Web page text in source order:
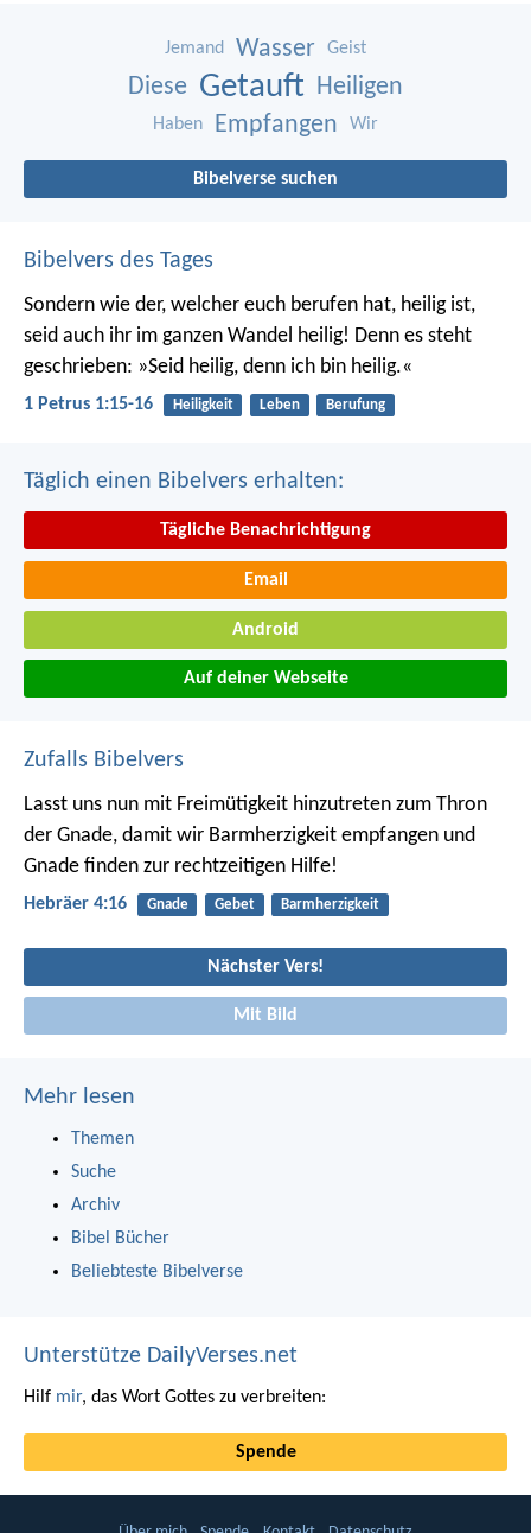
Jemand Wasser Geist
Diese Getauft Heiligen
Haben Empfangen Wir
Bibelverse suchen
Bibelvers des Tages
Sondern wie der, welcher euch berufen hat, heilig ist,
seid auch ihr im ganzen Wandel heilig! Denn es steht
geschrieben: »Seid heilig, denn ich bin heilig.«
1 Petrus 1:15-16 Heiligkeit Leben Berufung
Täglich einen Bibelvers erhalten:
Tägliche Benachrichtigung
Email
Android
Auf deiner Webseite
Zufalls Bibelvers
Lasst uns nun mit Freimütigkeit hinzutreten zum Thron
der Gnade, damit wir Barmherzigkeit empfangen und
Gnade finden zur rechtzeitigen Hilfe!
Hebräer 4:16 Gnade Gebet Barmherzigkeit
Nächster Vers!
Mit Bild
Mehr lesen
Themen
Suche
Archiv
Bibel Bücher
Beliebteste Bibelverse
Unterstütze DailyVerses.net
Hilf mir, das Wort Gottes zu verbreiten:
Spende